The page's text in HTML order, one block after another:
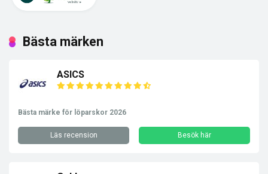
Bästa märken
ASICS
Bästa märke för löparskor 2026
Läs recension Besök här